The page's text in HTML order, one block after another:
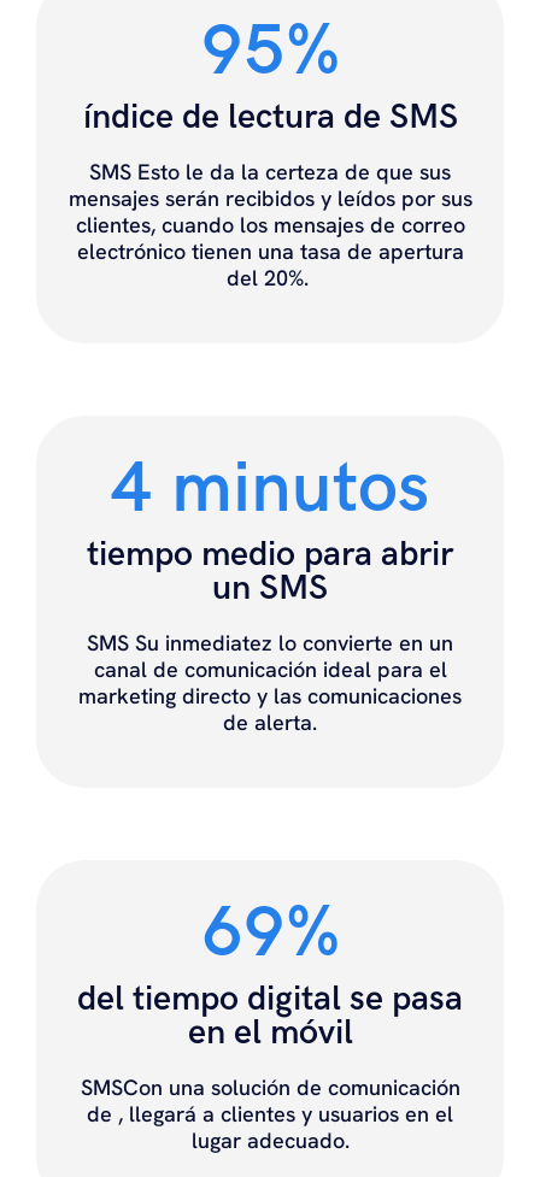
95%
índice de lectura de SMS
SMS Esto le da la certeza de que sus
mensajes serán recibidos y leídos por sus
clientes, cuando los mensajes de correo
electrónico tienen una tasa de apertura
del 20%.
4 minutos
tiempo medio para abrir
un SMS
SMS Su inmediatez lo convierte en un
canal de comunicación ideal para el
marketing directo y las comunicaciones
de alerta.
69%
del tiempo digital se pasa
en el móvil
SMSCon una solución de comunicación
de , llegará a clientes y usuarios en el
lugar adecuado.